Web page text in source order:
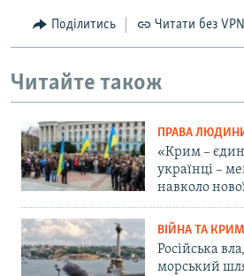
Поділитись Читати без VPN
Читайте також
ПРАВА
«Крим –
українці –
навколо
ВІЙНА ТА КРИМ
Російська
морський